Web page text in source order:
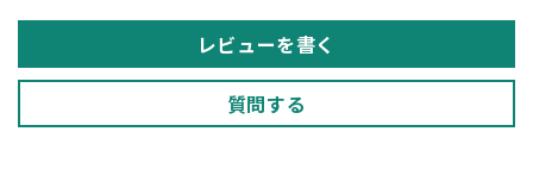
フ
ス
フ
ス
レビューを書く
質問する